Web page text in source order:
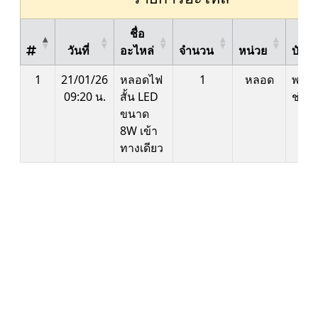
วันที่
ชื่อ
อะไหล่
จำนวน หน่วย
บันทึ
1
21/01/26
09:20 น.
หลอดไฟ
สั้น LED
ขนาด
8W เข้า
ทางเดียว
1 หลอด
พนัก
ช่าง